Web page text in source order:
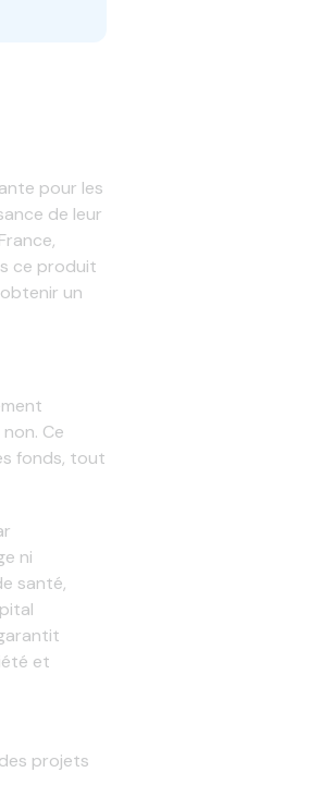
pour les
de leur
ce produit
un
Ce
fonds, tout
ni
santé,
et
projets